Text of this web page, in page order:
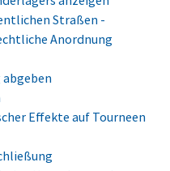
Straßen -
Anordnung
Effekte auf Tourneen